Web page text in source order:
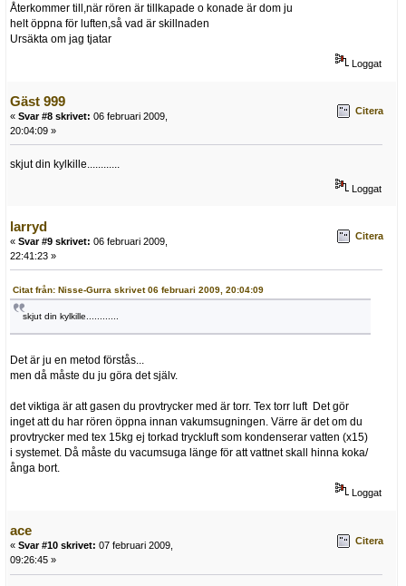
Återkommer till,när rören är tillkapade o konade är dom ju
helt öppna för luften,så vad är skillnaden
Ursäkta om jag tjatar
Loggat
Gäst 999
« Svar #8 skrivet: 06 februari 2009,
20:04:09 »
Citera
skjut din kylkille............
Loggat
larryd
« Svar #9 skrivet: 06 februari 2009,
22:41:23 »
Citera
Citat från: Nisse-Gurra skrivet 06 februari 2009, 20:04:09
skjut din kylkille............
Det är ju en metod förstås...
men då måste du ju göra det själv.
det viktiga är att gasen du provtrycker med är torr. Tex torr luft Det gör
inget att du har rören öppna innan vakumsugningen. Värre är det om du
provtrycker med tex 15kg ej torkad tryckluft som kondenserar vatten (x15)
i systemet. Då måste du vacumsuga länge för att vattnet skall hinna koka/
ånga bort.
Loggat
ace
« Svar #10 skrivet: 07 februari 2009,
09:26:45 »
Citera